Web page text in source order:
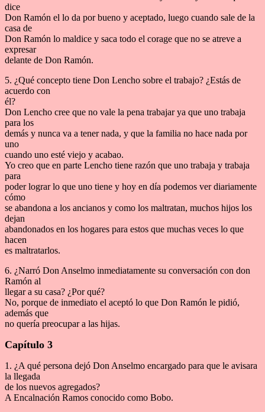
dice
Don Ramón el lo da por bueno y aceptado, luego cuando sale de la
casa de
Don Ramón lo maldice y saca todo el corage que no se atreve a
expresar
delante de Don Ramón.
5. ¿Qué concepto tiene Don Lencho sobre el trabajo? ¿Estás de
acuerdo con
él?
Don Lencho cree que no vale la pena trabajar ya que uno trabaja
para los
demás y nunca va a tener nada, y que la familia no hace nada por
uno
cuando uno esté viejo y acabao.
Yo creo que en parte Lencho tiene razón que uno trabaja y trabaja
para
poder lograr lo que uno tiene y hoy en día podemos ver diariamente
cómo
se abandona a los ancianos y como los maltratan, muchos hijos los
dejan
abandonados en los hogares para estos que muchas veces lo que
hacen
es maltratarlos.
6. ¿Narró Don Anselmo inmediatamente su conversación con don
Ramón al
llegar a su casa? ¿Por qué?
No, porque de inmediato el aceptó lo que Don Ramón le pidió,
además que
no quería preocupar a las hijas.
Capítulo 3
1. ¿A qué persona dejó Don Anselmo encargado para que le avisara
la llegada
de los nuevos agregados?
A Encalnación Ramos conocido como Bobo.